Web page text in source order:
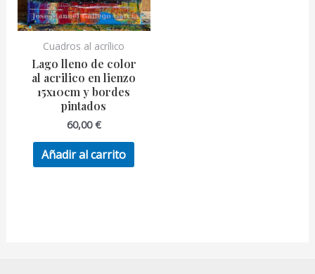
Cuadros al acrílico
Lago lleno de color
al acrilico en lienzo
15x10cm y bordes
pintados
60,00€
Añadir al carrito